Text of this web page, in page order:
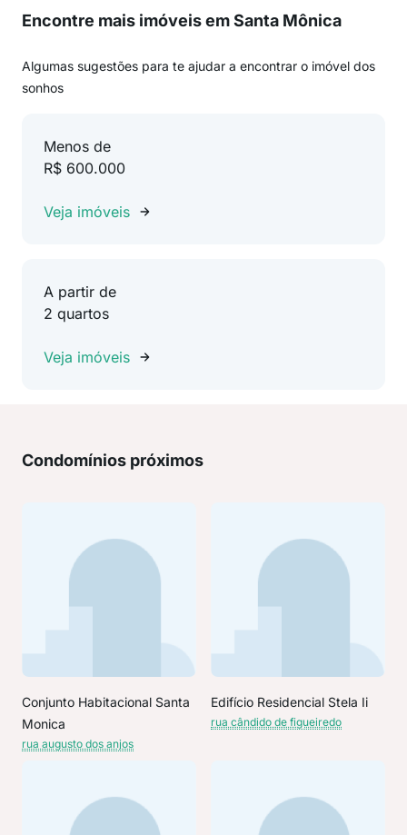
Encontre mais imóveis em Santa Mônica
Algumas sugestões para te ajudar a encontrar o imóvel dos
sonhos
Menos de
R$ 600.000
Veja imóveis
A partir de
2 quartos
Veja imóveis
Condomínios próximos
Conjunto Habitacional Santa
Monica
rua augusto dos anjos
Edifício Residencial Stela Ii
rua cândido de figueiredo